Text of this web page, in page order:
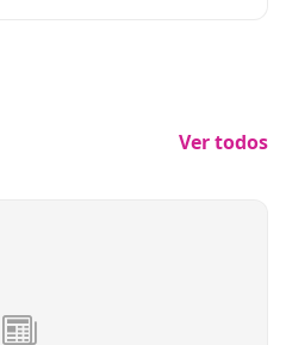
Ver todos